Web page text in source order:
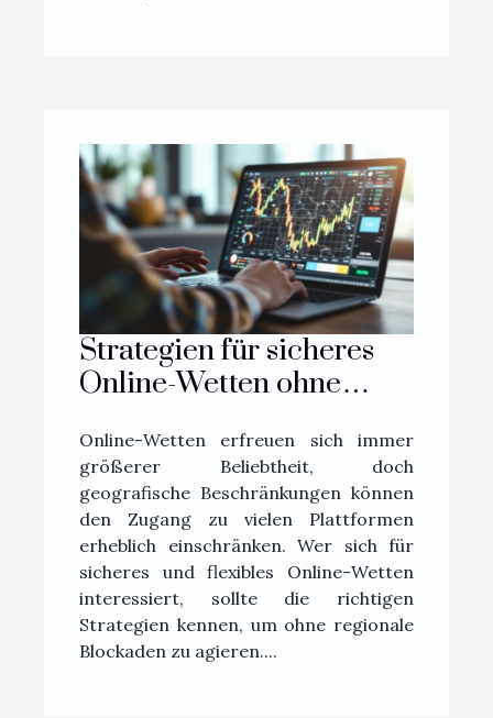
Strategien für sicheres
Online-Wetten ohne
Einschränkungen
Online-Wetten erfreuen sich immer
größerer Beliebtheit, doch
geografische Beschränkungen können
den Zugang zu vielen Plattformen
erheblich einschränken. Wer sich für
sicheres und flexibles Online-Wetten
interessiert, sollte die richtigen
Strategien kennen, um ohne regionale
Blockaden zu agieren....